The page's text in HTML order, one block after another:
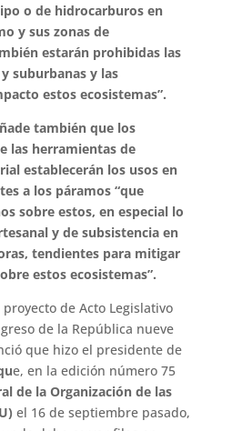
o de hidrocarburos en
y sus zonas de
estarán prohibidas las
suburbanas y las
estos ecosistemas”.
también que los
las herramientas de
establecerán los usos en
a los páramos “que
sobre estos, en especial lo
y de subsistencia en
tendientes para mitigar
estos ecosistemas”.
de Acto Legislativo
de la República nueve
que hizo el presidente de
e, en la edición número 75
de la Organización de las
el 16 de septiembre pasado,